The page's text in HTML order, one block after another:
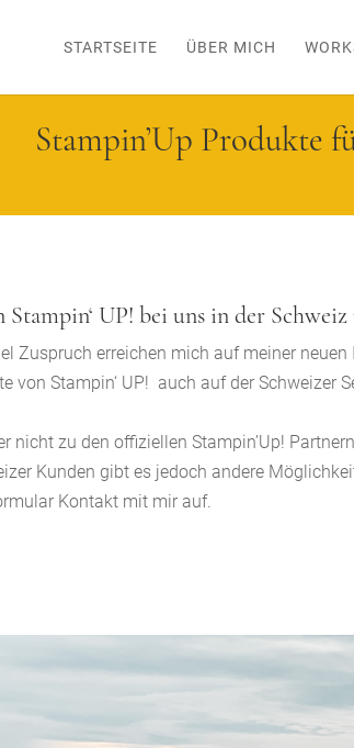
STARTSEITE ÜBER MICH
Stampin’Up Produkte
Stampin‘ UP! bei uns in der
Zuspruch erreichen mich auf meiner
von Stampin‘ UP! auch auf der
nicht zu den offiziellen Stampin’Up!
Kunden gibt es jedoch andere
Kontakt mit mir auf.